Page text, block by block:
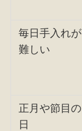
毎日手入れが
難しい
正月や節目の
日